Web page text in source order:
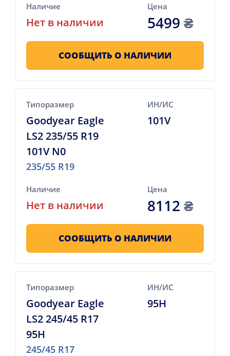
Наличие
Нет в наличии
Цена
5499₴
СООБЩИТЬ О НАЛИЧИИ
Типоразмер
Goodyear Eagle
LS2 235/55 R19
101V N0
235/55 R19
ИН/ИС
101V
Наличие
Нет в наличии
Цена
8112₴
СООБЩИТЬ О НАЛИЧИИ
Типоразмер
Goodyear Eagle
LS2 245/45 R17
95H
245/45 R17
ИН/ИС
95H